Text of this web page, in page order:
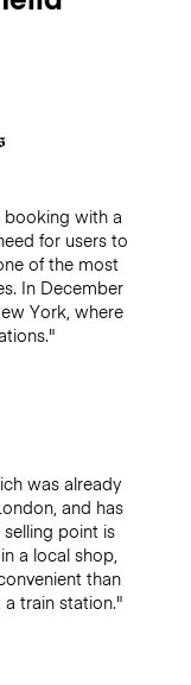
booking with a
for users to
of the most
In December
York, where
was already
and has
point is
a local shop,
than
train station."